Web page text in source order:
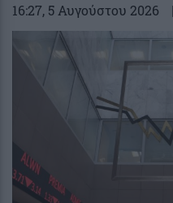
16:27, 5 Αυγούστου 2026